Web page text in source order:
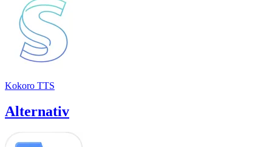
Kokoro TTS
Alternativ